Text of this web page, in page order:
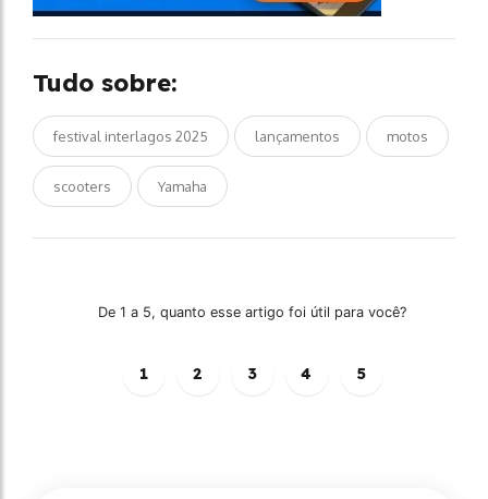
Tudo sobre:
festival interlagos 2025 lançamentos motos
scooters Yamaha
De 1 a 5, quanto esse artigo foi útil para você?
1 2 3 4 5